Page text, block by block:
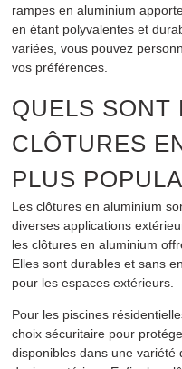
rampes en aluminium
en étant polyvalentes et
variées, vous pouvez
vos préférences.
QUELS SONT
CLÔTURES
PLUS
Les clôtures en aluminium
diverses applications
les clôtures en aluminium
Elles sont durables et sans
pour les espaces extérieurs.
Pour les piscines
choix sécuritaire pour
disponibles dans une variété